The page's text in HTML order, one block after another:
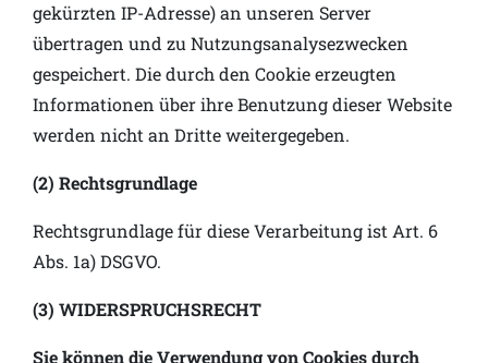
gekürzten IP-Adresse) an unseren Server
übertragen und zu Nutzungsanalysezwecken
gespeichert. Die durch den Cookie erzeugten
Informationen über ihre Benutzung dieser Website
werden nicht an Dritte weitergegeben.
(2) Rechtsgrundlage
Rechtsgrundlage für diese Verarbeitung ist Art. 6
Abs. 1a) DSGVO.
(3) WIDERSPRUCHSRECHT
Sie können die Verwendung von Cookies durch